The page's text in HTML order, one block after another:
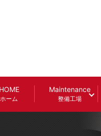
HOME
ホーム
Maintenance
整備工場